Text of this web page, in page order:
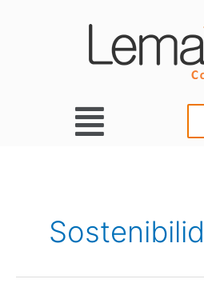
Main
Menu